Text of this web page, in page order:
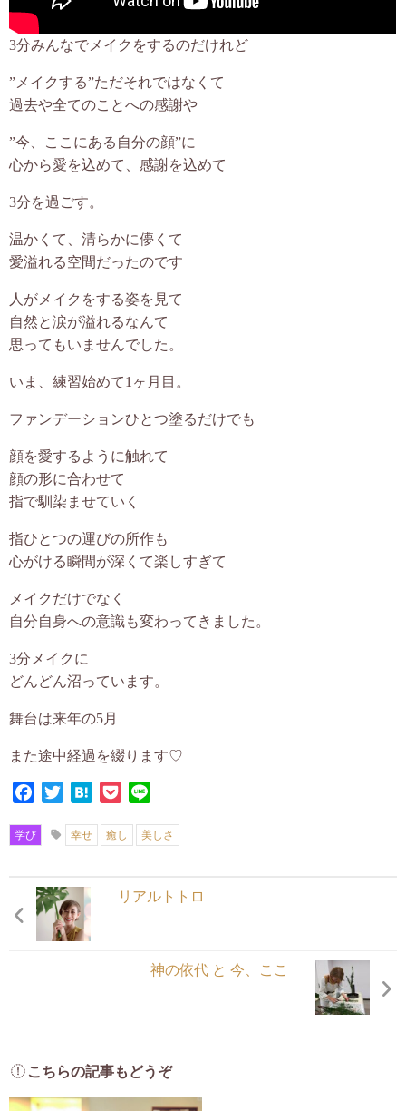
3分みんなでメイクをするのだけれど
”メイクする”ただそれではなくて
過去や全てのことへの感謝や
”今、ここにある自分の顔”に
心から愛を込めて、感謝を込めて
3分を過ごす。
温かくて、清らかに儚くて
愛溢れる空間だったのです
人がメイクをする姿を見て
自然と涙が溢れるなんて
思ってもいませんでした。
いま、練習始めて1ヶ月目。
ファンデーションひとつ塗るだけでも
顔を愛するように触れて
顔の形に合わせて
指で馴染ませていく
指ひとつの運びの所作も
心がける瞬間が深くて楽しすぎて
メイクだけでなく
自分自身への意識も変わってきました。
3分メイクに
どんどん沼っています。
舞台は来年の5月
また途中経過を綴ります♡
FacebookTwitterHatenaPocket
学び 幸せ 癒し 美しさ
リアルトトロ
神の依代 と 今、ここ
こちらの記事もどうぞ